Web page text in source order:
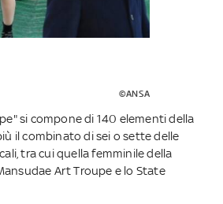
©ANSA
si compone di 140 elementi della
il combinato di sei o sette delle
tra cui quella femminile della
Art Troupe e lo State